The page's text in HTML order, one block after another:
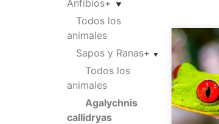
Anfibios+
Todos los
animales
Sapos y Ranas+
Todos los
animales
Agalychnis
callidryas